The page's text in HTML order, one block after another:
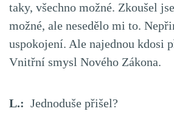
taky, všechno možné. Zkoušel
možné, ale nesedělo mi to.
uspokojení. Ale najednou kdosi
Vnitřní smysl Nového Zákona.
L.: Jednoduše přišel?